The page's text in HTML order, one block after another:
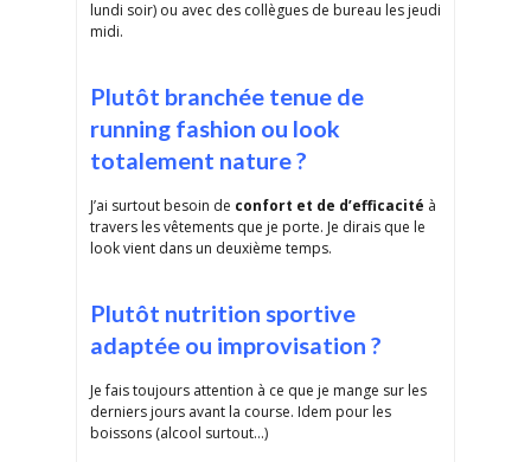
lundi soir) ou avec des collègues de bureau les jeudi
midi.
Plutôt branchée tenue de
running fashion ou look
totalement nature ?
J’ai surtout besoin de confort et de d’efficacité à
travers les vêtements que je porte. Je dirais que le
look vient dans un deuxième temps.
Plutôt nutrition sportive
adaptée ou improvisation ?
Je fais toujours attention à ce que je mange sur les
derniers jours avant la course. Idem pour les
boissons (alcool surtout…)